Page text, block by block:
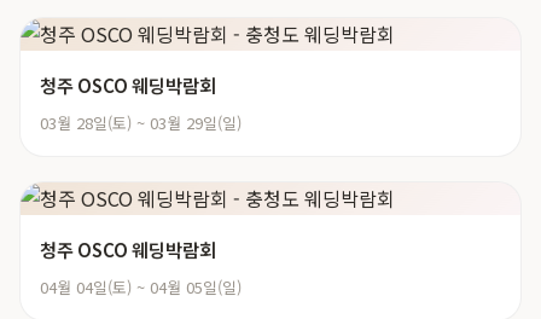
청주 OSCO 웨딩박람회
03월 28일(토) ~ 03월 29일(일)
청주 OSCO 웨딩박람회
04월 04일(토) ~ 04월 05일(일)